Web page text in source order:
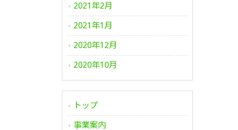
2021年2月
2021年1月
2020年12月
2020年10月
トップ
事業案内